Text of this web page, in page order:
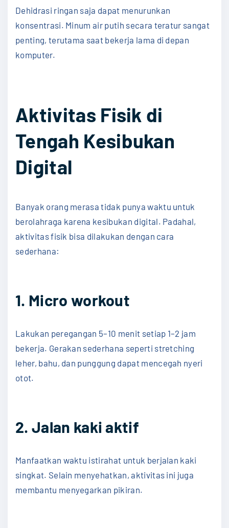
Dehidrasi ringan saja dapat menurunkan
konsentrasi. Minum air putih secara teratur sangat
penting, terutama saat bekerja lama di depan
komputer.
Aktivitas Fisik di
Tengah Kesibukan
Digital
Banyak orang merasa tidak punya waktu untuk
berolahraga karena kesibukan digital. Padahal,
aktivitas fisik bisa dilakukan dengan cara
sederhana:
1. Micro workout
Lakukan peregangan 5–10 menit setiap 1–2 jam
bekerja. Gerakan sederhana seperti stretching
leher, bahu, dan punggung dapat mencegah nyeri
otot.
2. Jalan kaki aktif
Manfaatkan waktu istirahat untuk berjalan kaki
singkat. Selain menyehatkan, aktivitas ini juga
membantu menyegarkan pikiran.